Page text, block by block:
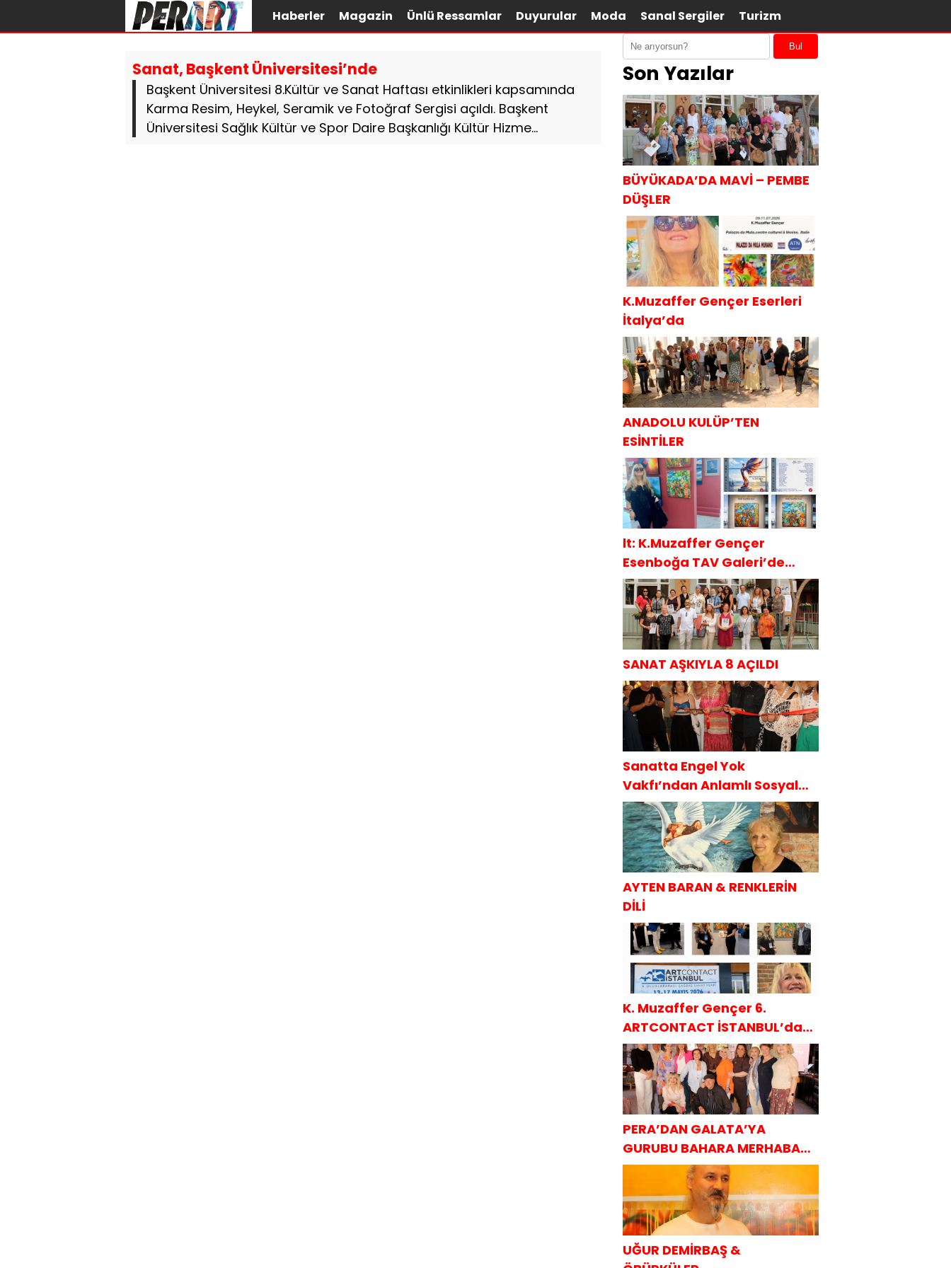
Haberler Magazin Ünlü Ressamlar Duyurular Moda Sanal Sergiler Turizm
Sanat, Başkent Üniversitesi’nde
Başkent Üniversitesi 8.Kültür ve Sanat Haftası etkinlikleri kapsamında
Karma Resim, Heykel, Seramik ve Fotoğraf Sergisi açıldı. Başkent
Üniversitesi Sağlık Kültür ve Spor Daire Başkanlığı Kültür Hizme...
Bul
Son Yazılar
BÜYÜKADA’DA MAVİ – PEMBE
DÜŞLER
K.Muzaffer Gençer Eserleri
İtalya’da
ANADOLU KULÜP’TEN
ESİNTİLER
lt: K.Muzaffer Gençer
Esenboğa TAV Galeri’de
SAKÜDER İle
SANAT AŞKIYLA 8 AÇILDI
Sanatta Engel Yok
Vakfı’ndan Anlamlı Sosyal
Sorumluluk Projesi
AYTEN BARAN & RENKLERİN
DİLİ
K. Muzaffer Gençer 6.
ARTCONTACT İSTANBUL’da
SAKÜDER ile
PERA’DAN GALATA’YA
GURUBU BAHARA MERHABA
KAHVALTISI
UĞUR DEMİRBAŞ &